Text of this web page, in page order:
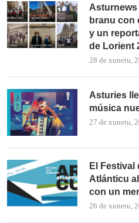
Asturnews
branu con
y un
de Lorient
28 de xunetu,
Asturies
música
27 de xunetu,
El Festival
Atlánticu
con un
26 de xunetu,